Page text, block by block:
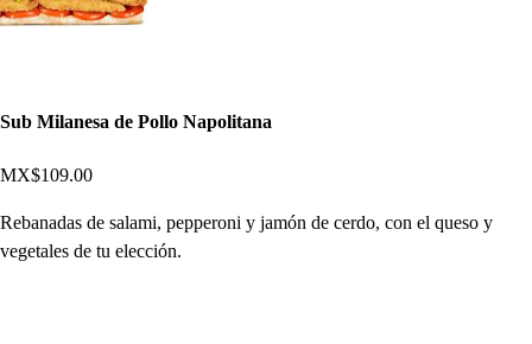
Sub Milanesa de Pollo Napolitana
MX$109.00
Rebanadas de salami, pepperoni y jamón de cerdo, con el queso y
vegetales de tu elección.